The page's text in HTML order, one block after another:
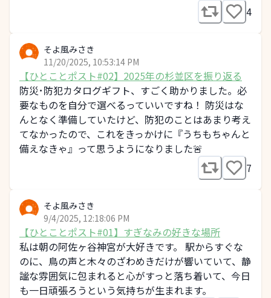
4
そよ風みさき
11/20/2025, 10:53:14 PM
【ひとことポスト#02】2025年の杉並区を振り返る
防災･防犯カタログギフト、すごく助かりました。必
要なものを自分で選べるっていいですね！ 防災はな
んとなく準備していたけど、防犯のことはあまり考え
てなかったので、これをきっかけに『うちもちゃんと
備えなきゃ』って思うようになりました🚨
7
そよ風みさき
9/4/2025, 12:18:06 PM
【ひとことポスト#01】すぎなみの好きな場所
私は朝の阿佐ヶ谷神宮が大好きです。 駅からすぐな
のに、鳥の声と木々のざわめきだけが響いていて、静
謐な雰囲気に包まれると心がすっと落ち着いて、今日
も一日頑張ろうという気持ちが生まれます。